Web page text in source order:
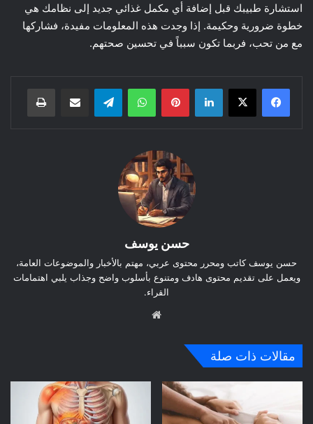
استشارة طبيبك قبل إضافة أي مكمل غذائي جديد إلى نظامك هي
خطوة ضرورية وحكيمة. إذا وجدت هذه المعلومات مفيدة، فشاركها
مع من تحب، فربما تكون سبباً في تحسين صحتهم.
لينكدإن بينتيريست واتساب
حسن يوسف
حسن يوسف كاتب ومحرر محتوى عربي، مهتم بالأخبار والموضوعات العامة،
ويعمل على تقديم محتوى هادف ومتنوع بأسلوب واضح وجذاب يلبي اهتمامات
القراء.
مقالات ذات صلة